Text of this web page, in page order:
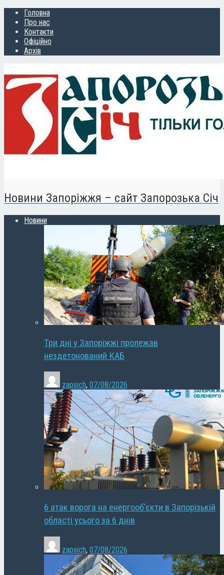
Головна
Про нас
Контакти
Офіційно
Архів
Новини Запоріжжя – сайт Запорозька Січ
Новини
Три дні у Запоріжжі пролежав
нездетонований КАБ
zapsich, 07/08/2026
6 атак ворога на енергооб’єкти в Запорізькій
області усього за 6 днів
zapsich, 07/08/2026